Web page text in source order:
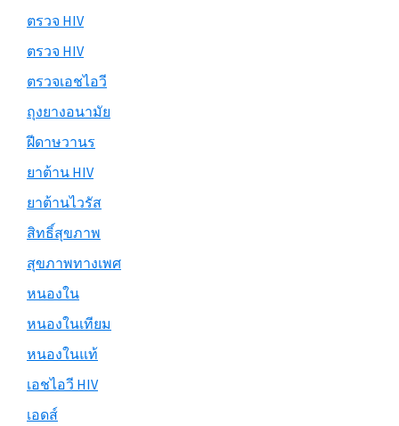
ตรวจ HIV
ตรวจ HIV
ตรวจเอชไอวี
ถุงยางอนามัย
ฝีดาษวานร
ยาต้าน HIV
ยาต้านไวรัส
สิทธิ์สุขภาพ
สุขภาพทางเพศ
หนองใน
หนองในเทียม
หนองในแท้
เอชไอวี HIV
เอดส์